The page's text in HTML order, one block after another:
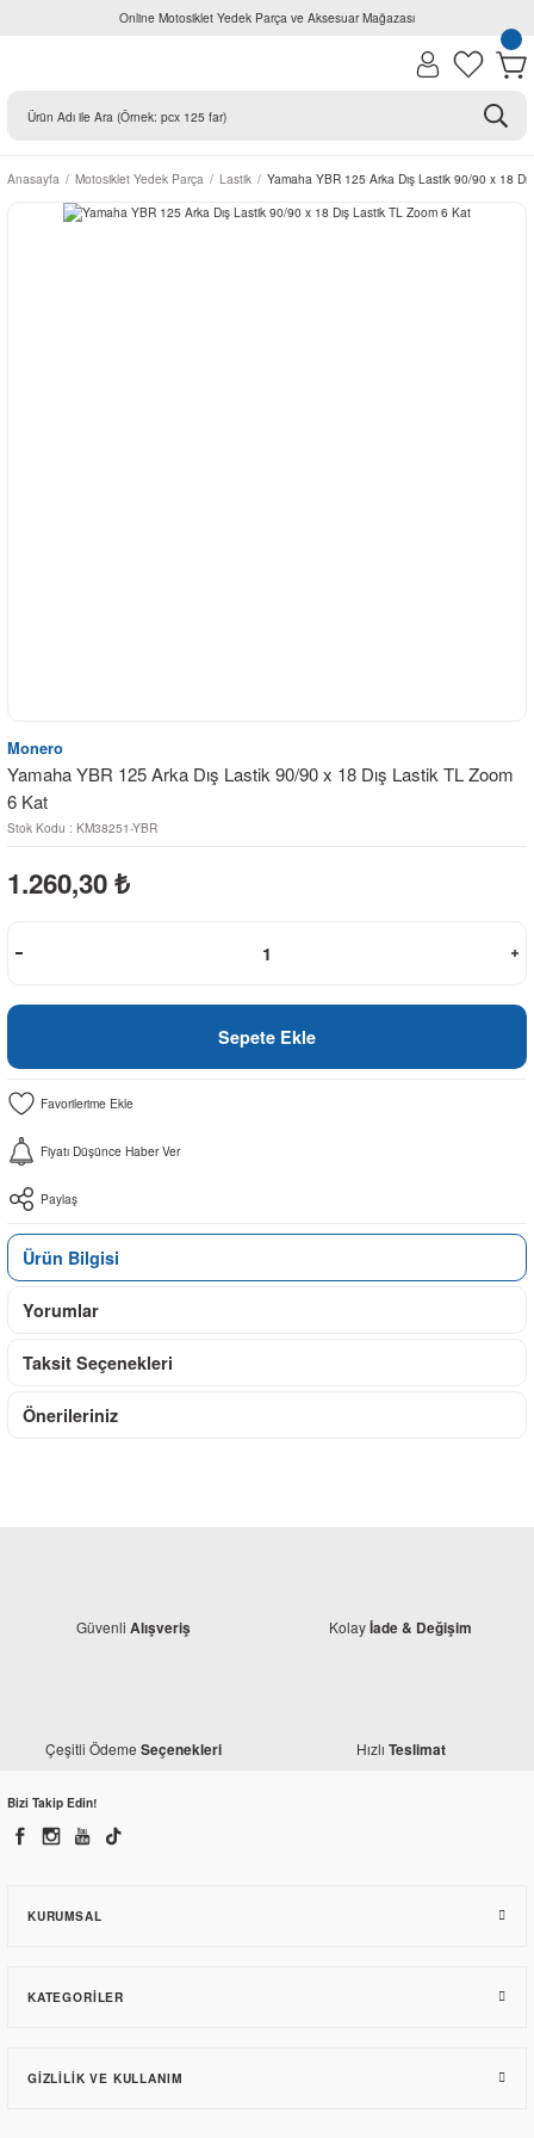
Online Motosiklet Yedek Parça ve Aksesuar Mağazası
Anasayfa Motosiklet Yedek Parça Lastik Yamaha YBR 125 Arka Dış Lastik 90/90 x 18
Monero
Yamaha YBR 125 Arka Dış Lastik 90/90 x 18 Dış Lastik TL Zoom
6 Kat
Stok Kodu : KM38251-YBR
1.260,30 ₺
Sepete Ekle
Fiyatı Düşünce Haber Ver
Paylaş
Ürün Bilgisi
Yorumlar
Taksit Seçenekleri
Önerileriniz
Güvenli Alışveriş Kolayİade & Değişim
Çeşitli Ödeme Seçenekleri Hızlı Teslimat
Bizi Takip Edin!
KURUMSAL
KATEGORILER
GIZLILIK VE KULLANIM